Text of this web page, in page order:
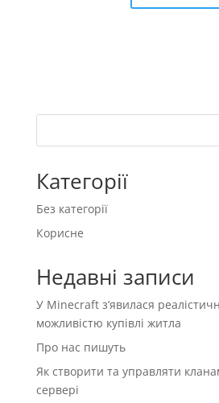
Категорії
Без категорії
Корисне
Недавні записи
У Minecraft з’явилася
можливістю купівлі житла
Про нас пишуть
Як створити та управляти
сервері